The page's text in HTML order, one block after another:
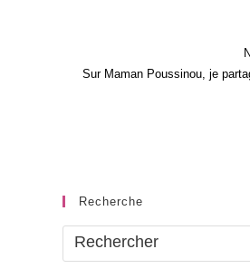
Sur Maman Poussinou, je
Recherche